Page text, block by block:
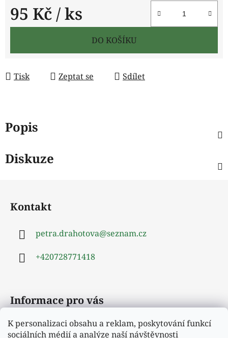
K personalizaci obsahu a reklam, poskytování funkcí
sociálních médií a analýze naší návštěvnosti
95 Kč / ks
Měrná cena:
DO KOŠÍKU
Tisk Zeptat se Sdílet
Popis
Diskuze
Kontakt
petra.drahotova@seznam.cz
+420728771418
Informace pro vás
Obchodní podmínky